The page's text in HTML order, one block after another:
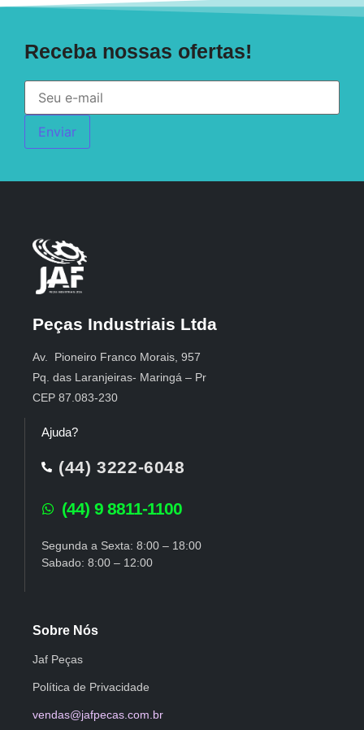
Receba nossas ofertas!
Enviar
Peças Industriais Ltda
Av. Pioneiro Franco Morais, 957
Pq. das Laranjeiras- Maringá – Pr
CEP 87.083-230
Ajuda?
(44) 3222-6048
(44) 9 8811-1100
Segunda a Sexta: 8:00 – 18:00
Sabado: 8:00 – 12:00
Sobre Nós
Jaf Peças
Política de Privacidade
vendas@jafpecas.com.br